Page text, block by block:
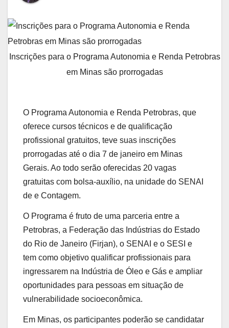
Inscrições para o Programa Autonomia e Renda Petrobras
em Minas são prorrogadas
O Programa Autonomia e Renda Petrobras, que
oferece cursos técnicos e de qualificação
profissional gratuitos, teve suas inscrições
prorrogadas até o dia 7 de janeiro em Minas
Gerais. Ao todo serão oferecidas 20 vagas
gratuitas com bolsa-auxílio, na unidade do SENAI
de e Contagem.
O Programa é fruto de uma parceria entre a
Petrobras, a Federação das Indústrias do Estado
do Rio de Janeiro (Firjan), o SENAI e o SESI e
tem como objetivo qualificar profissionais para
ingressarem na Indústria de Óleo e Gás e ampliar
oportunidades para pessoas em situação de
vulnerabilidade socioeconômica.
Em Minas, os participantes poderão se candidatar